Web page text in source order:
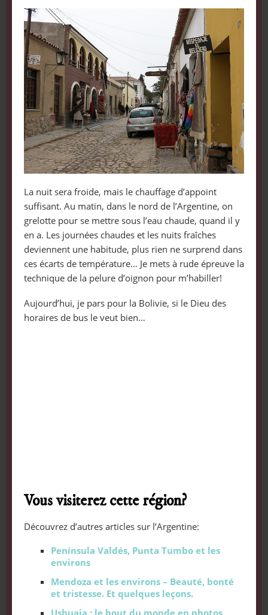
La nuit sera froide, mais le chauffage d’appoint
suffisant. Au matin, dans le nord de l’Argentine, on
grelotte pour se mettre sous l’eau chaude, quand il y
en a. Les journées chaudes et les nuits fraîches
deviennent une habitude, plus rien ne surprend dans
ces écarts de température… Je mets à rude épreuve la
technique de la pelure d’oignon pour m’habiller!
Aujourd’hui, je pars pour la Bolivie, si le Dieu des
horaires de bus le veut bien…
Vous visiterez cette région?
Découvrez d’autres articles sur l’Argentine:
Península Valdés, Punta Tumbo et les
environs
Mendoza et les environs – Beauté, bonté
et tristesse. Et quelques leçons.
Ushuaia : le bout du monde en photos